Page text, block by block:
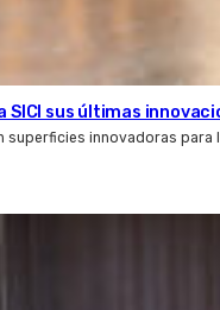
SICI sus últimas
superficies innovadoras